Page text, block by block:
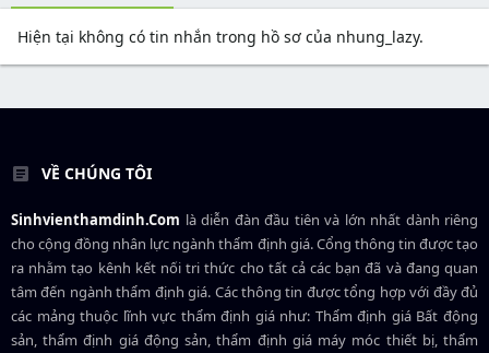
Hiện tại không có tin nhắn trong hồ sơ của nhung_lazy.
VỀ CHÚNG TÔI
Sinhvienthamdinh.Com là diễn đàn đầu tiên và lớn nhất dành riêng
cho cộng đồng nhân lực ngànhthẩm định giá. Cổng thông tin được tạo
ra nhằm tạo kênh kết nối tri thức cho tất cả các bạn đã và đang quan
tâm đến ngành thẩm định giá. Các thông tin được tổng hợp với đầy đủ
các mảng thuộc lĩnh vực thẩm định giá như: Thẩm định giá Bất động
sản, thẩm định giá động sản, thẩm định giá máy móc thiết bị, thẩm